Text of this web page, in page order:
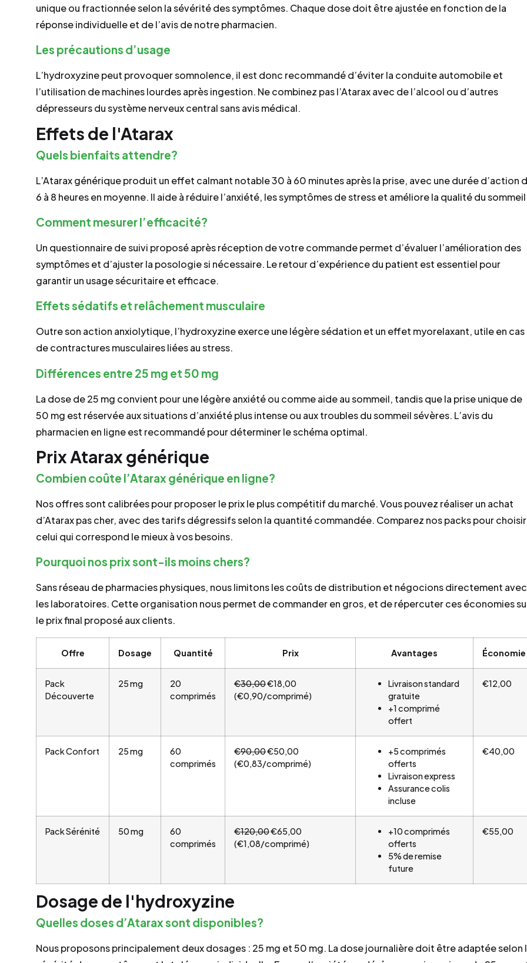
unique ou fractionnée selon la sévérité des symptômes. Chaque dose doit être ajustée en fonction de la
réponse individuelle et de l’avis de notre pharmacien.
Les précautions d’usage
L’hydroxyzine peut provoquer somnolence, il est donc recommandé d’éviter la conduite automobile et
l’utilisation de machines lourdes après ingestion. Ne combinez pas l’Atarax avec de l’alcool ou d’autres
dépresseurs du système nerveux central sans avis médical.
Effets de l'Atarax
Quels bienfaits attendre?
L’Atarax générique produit un effet calmant notable 30 à 60 minutes après la prise, avec une durée d’action
6 à 8 heures en moyenne. Il aide à réduire l’anxiété, les symptômes de stress et améliore la qualité du
Comment mesurer l’efficacité?
Un questionnaire de suivi proposé après réception de votre commande permet d’évaluer l’amélioration des
symptômes et d’ajuster la posologie si nécessaire. Le retour d’expérience du patient est essentiel pour
garantir un usage sécuritaire et efficace.
Effets sédatifs et relâchement musculaire
Outre son action anxiolytique, l’hydroxyzine exerce une légère sédation et un effet myorelaxant, utile en cas
de contractures musculaires liées au stress.
Différences entre 25 mg et 50 mg
La dose de 25 mg convient pour une légère anxiété ou comme aide au sommeil, tandis que la prise unique de
50 mg est réservée aux situations d’anxiété plus intense ou aux troubles du sommeil sévères. L’avis du
pharmacien en ligne est recommandé pour déterminer le schéma optimal.
Prix Atarax générique
Combien coûte l’Atarax générique en ligne?
Nos offres sont calibrées pour proposer le prix le plus compétitif du marché. Vous pouvez réaliser un achat
d’Atarax pas cher, avec des tarifs dégressifs selon la quantité commandée. Comparez nos packs pour choisir
celui qui correspond le mieux à vos besoins.
Pourquoi nos prix sont-ils moins chers?
Sans réseau de pharmacies physiques, nous limitons les coûts de distribution et négocions directement avec
les laboratoires. Cette organisation nous permet de commander en gros, et de répercuter ces économies
le prix final proposé aux clients.
Offre Dosage Quantité Prix Avantages Économie
Pack
Découverte
25 mg
20
comprimés
€30,00€18,00
(€0,90/comprimé)
Livraison standard
gratuite
+1 comprimé
offert
€12,00
Pack Confort 25 mg
60
comprimés
€90,00€50,00
(€0,83/comprimé)
+5 comprimés
offerts
Livraison express
Assurance colis
incluse
€40,00
Pack Sérénité 50 mg
60
comprimés
€120,00€65,00
(€1,08/comprimé)
+10 comprimés
offerts
5% de remise
future
€55,00
Dosage de l'hydroxyzine
Quelles doses d’Atarax sont disponibles?
Nous proposons principalement deux dosages : 25 mg et 50 mg. La dose journalière doit être adaptée selon